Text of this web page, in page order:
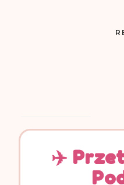
Zacznij
✈️